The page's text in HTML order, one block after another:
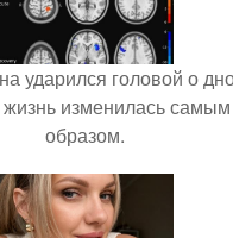
ударился головой о
жизнь изменилась
образом.